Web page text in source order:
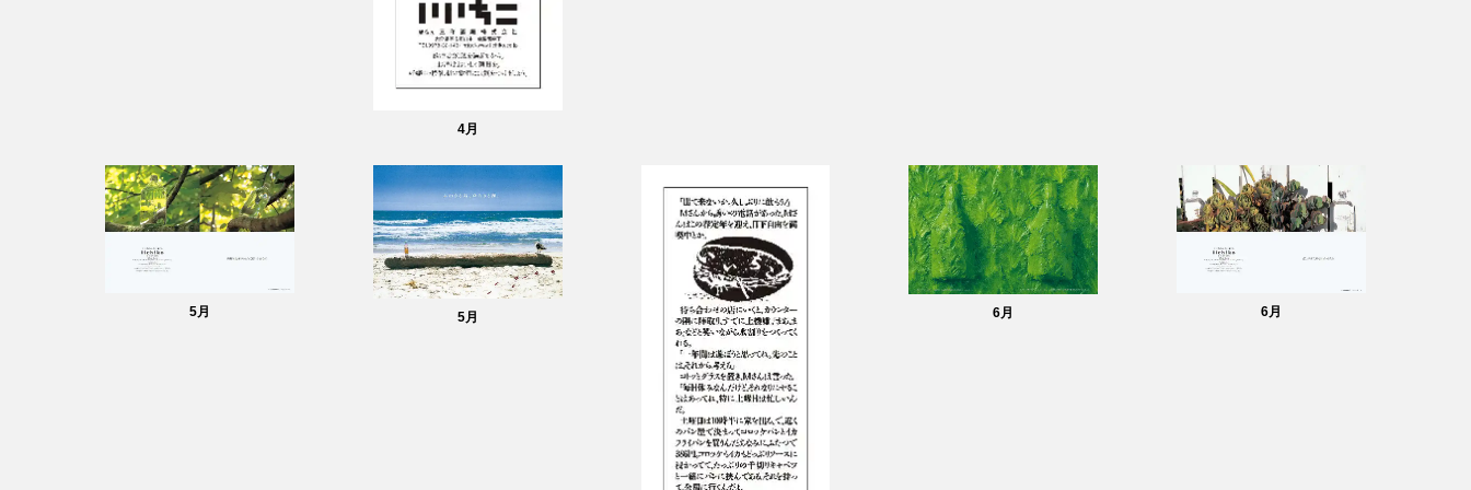
4月
5月 5月 6月 6月